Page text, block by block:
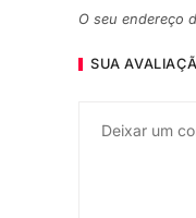
O seu endereço
SUA